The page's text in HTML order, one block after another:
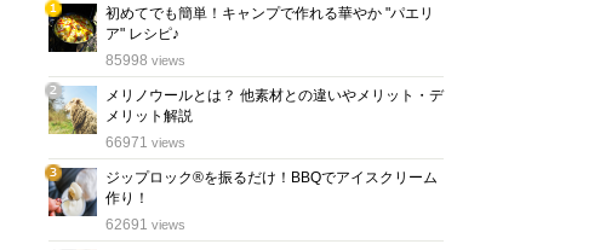
1
位
初めてでも簡単！キャンプで作れる華やか "パエリ
ア" レシピ♪
85998 views
2
位
メリノウールとは？ 他素材との違いやメリット・デ
メリット解説
66971 views
3
位
ジップロック®を振るだけ！BBQでアイスクリーム
作り！
62691 views